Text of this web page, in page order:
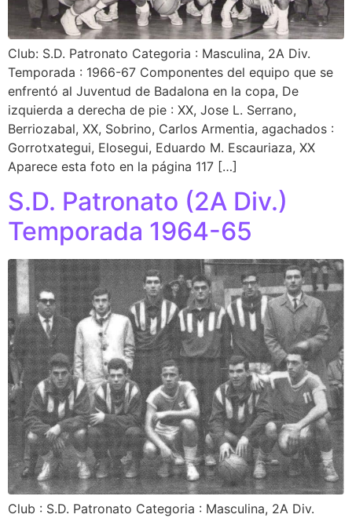
Club: S.D. Patronato Categoria : Masculina, 2A Div.
Temporada : 1966-67 Componentes del equipo que se
enfrentó al Juventud de Badalona en la copa, De
izquierda a derecha de pie : XX, Jose L. Serrano,
Berriozabal, XX, Sobrino, Carlos Armentia, agachados :
Gorrotxategui, Elosegui, Eduardo M. Escauriaza, XX
Aparece esta foto en la página 117 […]
S.D. Patronato (2A Div.)
Temporada 1964-65
Club : S.D. Patronato Categoria : Masculina, 2A Div.